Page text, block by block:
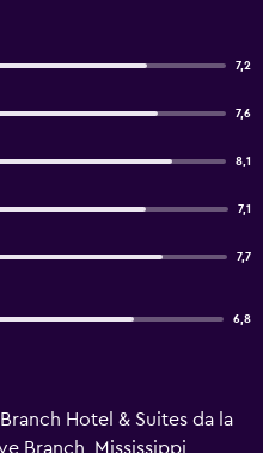
7,2
7,6
8,1
7,1
7,7
6,8
Branch Hotel & Suites da la
Branch, Mississippi,